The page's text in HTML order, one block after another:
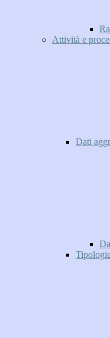
Attività e
Dati